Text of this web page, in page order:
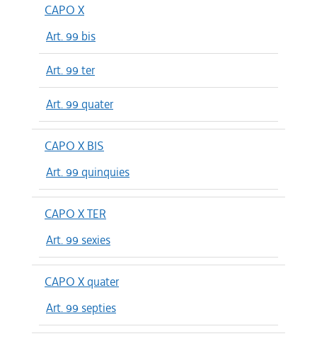
CAPO X
Art. 99 bis
Art. 99 ter
Art. 99 quater
CAPO X BIS
Art. 99 quinquies
CAPO X TER
Art. 99 sexies
CAPO X quater
Art. 99 septies